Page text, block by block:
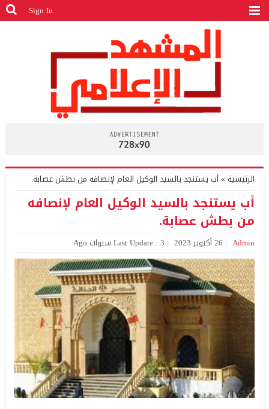
Sign In
الرئيسية »أب يستنجد بالسيد الوكيل العام لإنصافه من بطش عصابة.
أب يستنجد بالسيد الوكيل العام لإنصافه
من بطش عصابة.
Admin 26 أكتوبر 2023 Last Update : 3 سنوات Ago